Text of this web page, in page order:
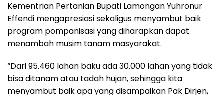
Kementrian Pertanian Bupati Lamongan Yuhronur
Effendi mengapresiasi sekaligus menyambut baik
program pompanisasi yang diharapkan dapat
menambah musim tanam masyarakat.
“Dari 95.460 lahan baku ada 30.000 lahan yang tidak
bisa ditanam atau tadah hujan, sehingga kita
menyambut baik apa yang disampaikan Pak Dirjen,